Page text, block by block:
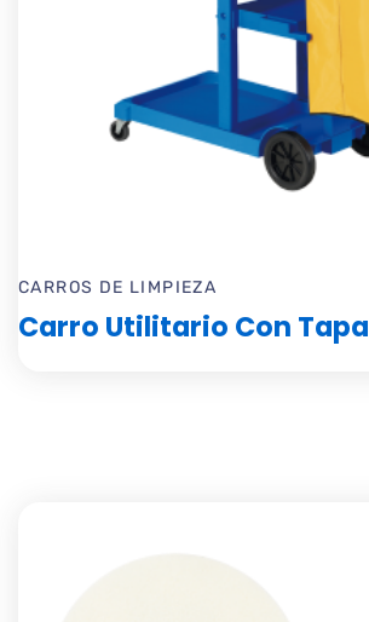
CARROS DE LIMPIEZA
Carro Utilitario Con Tapa